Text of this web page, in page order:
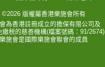
©2026 版權屬香港樂施會所有
為香港註冊成立的擔保有限公司及
繳税的慈善機構(檔案號碼：91/2674)
樂施會是國際樂施會聯會的成員